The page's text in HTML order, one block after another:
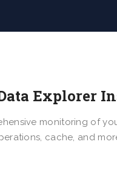
Explorer
monitoring of
cache, and